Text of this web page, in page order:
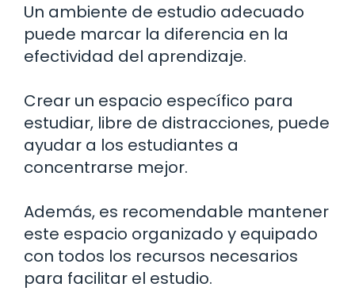
Un ambiente de estudio adecuado
puede marcar la diferencia en la
efectividad del aprendizaje.
Crear un espacio específico para
estudiar, libre de distracciones, puede
ayudar a los estudiantes a
concentrarse mejor.
Además, es recomendable mantener
este espacio organizado y equipado
con todos los recursos necesarios
para facilitar el estudio.